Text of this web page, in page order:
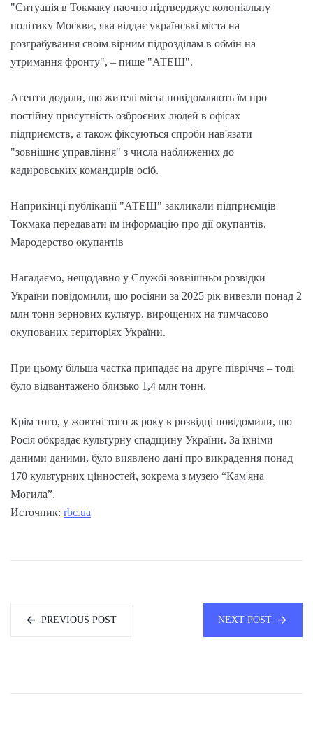
"Ситуація в Токмаку наочно підтверджує колоніальну
політику Москви, яка віддає українські міста на
розграбування своїм вірним підрозділам в обмін на
утримання фронту", – пише "АТЕШ".
Агенти додали, що жителі міста повідомляють їм про
постійну присутність озброєних людей в офісах
підприємств, а також фіксуються спроби нав'язати
"зовнішнє управління" з числа наближених до
кадировських командирів осіб.
Наприкінці публікації "АТЕШ" закликали підприємців
Токмака передавати їм інформацію про дії окупантів.
Мародерство окупантів
Нагадаємо, нещодавно у Службі зовнішньої розвідки
України повідомили, що росіяни за 2025 рік вивезли понад 2
млн тонн зернових культур, вирощених на тимчасово
окупованих територіях України.
При цьому більша частка припадає на друге півріччя – тоді
було відвантажено близько 1,4 млн тонн.
Крім того, у жовтні того ж року в розвідці повідомили, що
Росія обкрадає культурну спадщину України. За їхніми
даними даними, було виявлено дані про викрадення понад
170 культурних цінностей, зокрема з музею “Кам'яна
Могила”.
Источник: rbc.ua
PREVIOUS POST NEXT POST